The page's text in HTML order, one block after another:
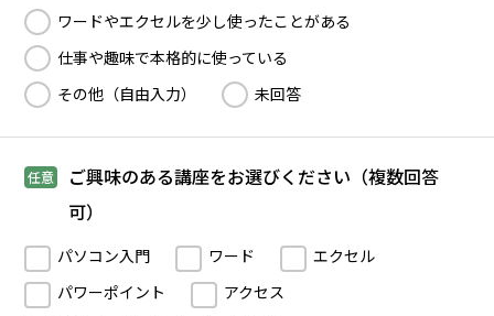
ワードやエクセルを少し使ったことがある
仕事や趣味で本格的に使っている
その他（自由入力）
未回答
任意
ご興味のある講座をお選びください（複数回答
可）
パソコン入門 ワード
エクセル
パワーポイント
アクセス